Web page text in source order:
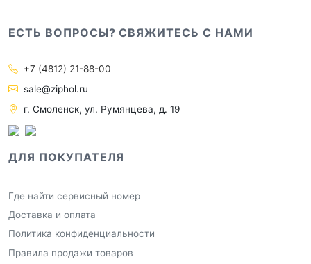
ЕСТЬ ВОПРОСЫ? СВЯЖИТЕСЬ С НАМИ
+7 (4812) 21-88-00
sale@ziphol.ru
г. Смоленск, ул. Румянцева, д. 19
ДЛЯ ПОКУПАТЕЛЯ
Где найти сервисный номер
Доставка и оплата
Политика конфиденциальности
Правила продажи товаров